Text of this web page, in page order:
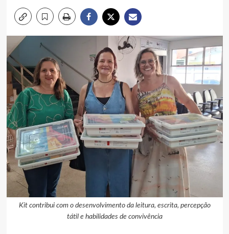
Kit contribui com o desenvolvimento da leitura, escrita, percepção
tátil e habilidades de convivência